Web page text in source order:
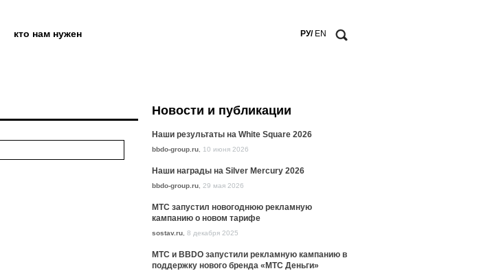
кто нам нужен РУ/ EN
Новости и публикации
Наши результаты на White Square 2026
bbdo-group.ru 10 июня 2026
Наши награды на Silver Mercury 2026
bbdo-group.ru 29 мая 2026
МТС запустил новогоднюю рекламную
кампанию о новом тарифе
sostav.ru 8 декабря 2025
МТС и BBDO запустили рекламную кампанию в
поддержку нового бренда «МТС Деньги»